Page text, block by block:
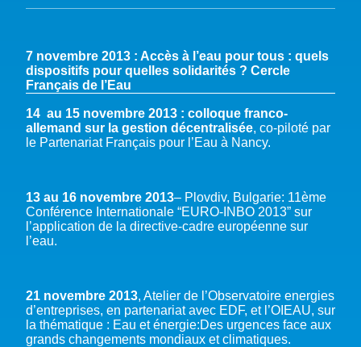
DEVENIR MEMBRE
NOTRE SECRÉTARIAT
EAU & CLIMAT
ACCÈS À LA WASH DANS LES CONTEXTES DE CRISES ET FRAGILITÉS
WASH ROAD MAP
CRISE UKRAINIENNE 2022
EAUX, SOLS, AGROÉCOLOGIE ET SÉCURITÉ ALIMENTAIRE
AUTRES EXPERTISES
COP29 CLIMAT – BAKOU 2024
FORUM URBAIN MONDIAL – LE CAIRE 2024
FORUM MONDIAL DE L’EAU – BALI 2024
COP28 CLIMAT – DUBAÏ 2023
TOUS LES ÉVÉNEMENTS
PRESSE
7 novembre 2013 : Accès à l’eau pour tous : quels
dispositifs pour quelles solidarités ? Cercle
Français de l’Eau
14 au 15 novembre 2013 : colloque franco-
allemand sur la gestion décentralisée, co-piloté par
le Partenariat Français pour l’Eau à Nancy.
13 au 16 novembre 2013– Plovdiv, Bulgarie: 11ème
Conférence Internationale “EURO-INBO 2013” sur
l’application de la directive-cadre européenne sur
l’eau.
21 novembre 2013, Atelier de l’Observatoire energies
d’entreprises, en partenariat avec EDF, et l’OIEAU, sur
la thématique : Eau et énergie:Des urgences face aux
grands changements mondiaux et climatiques.